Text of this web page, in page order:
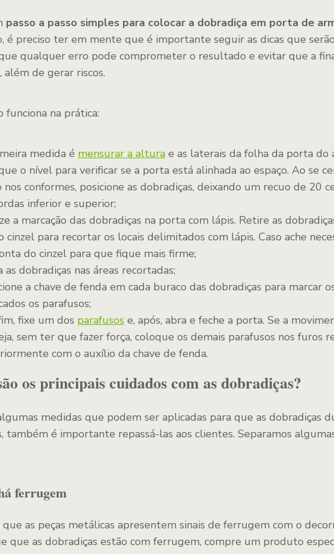
passo a passo simples para colocar a dobradiça em porta de
é preciso ter em mente que é importante seguir as dicas que
qualquer erro pode comprometer o resultado e evitar que a
além de gerar riscos.
funciona na prática:
medida é mensurar a altura e as laterais da folha da porta do
o nível para verificar se a porta está alinhada ao espaço. Ao se
conformes, posicione as dobradiças, deixando um recuo de 20
inferior e superior;
a marcação das dobradiças na porta com lápis. Retire as
cinzel para recortar os locais delimitados com lápis. Caso ache
do cinzel para que fique mais firme;
as dobradiças nas áreas recortadas;
a chave de fenda em cada buraco das dobradiças para marcar
os parafusos;
fixe um dos parafusos e, após, abra e feche a porta. Se a
sem ter que fazer força, coloque os demais parafusos nos furos
com o auxílio da chave de fenda.
os principais cuidados com as dobradiças?
medidas que podem ser aplicadas para que as dobradiças
também é importante repassá-las aos clientes. Separamos
ferrugem
que as peças metálicas apresentem sinais de ferrugem com o
que as dobradiças estão com ferrugem, compre um produto